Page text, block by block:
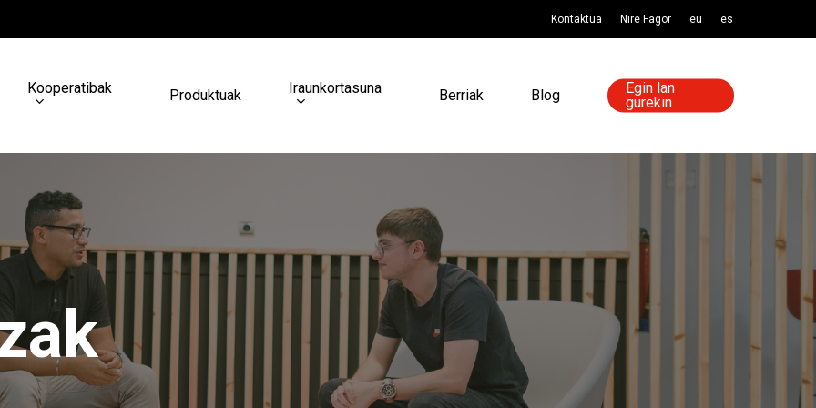
Kontaktua Nire Fagor eu es
Kooperatibak Produktuak Iraunkortasuna Berriak Blog
Egin lan
gurekin